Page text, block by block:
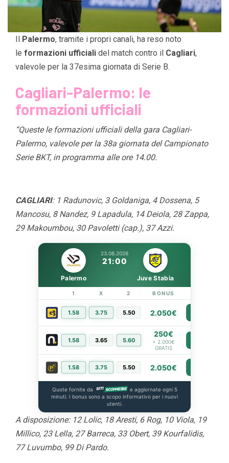
Il Palermo, tramite i propri canali, ha reso noto
le formazioni ufficiali del match contro il Cagliari,
valevole per la 37esima giornata di Serie B.
Cagliari-Palermo: le
formazioni ufficiali
“Queste le formazioni ufficiali della gara Cagliari-
Palermo, valevole per la 38a giornata del Campionato
Serie BKT, in programma alle ore 14.00.
CAGLIARI: 1 Radunovic, 3 Goldaniga, 4 Dossena, 5
Mancosu, 8 Nandez, 9 Lapadula, 14 Deiola, 28 Zappa,
29 Makoumbou, 30 Pavoletti (cap.), 37 Azzi.
23.08.2026
21:00
Palermo Juve Stabia
1 X 2 BONUS
1.58 3.75 5.50 2.050€
1.58 3.65 5.60
250€
+ 2.000€
GRATIS
1.58 3.75 5.50 2.050€
Quote fornite da
e aggiornate ogni 5
minuti. I bonus sono a scopo informativo per i nuovi
utenti.
A disposizione: 12 Lolic, 18 Aresti, 6 Rog, 10 Viola, 19
Millico, 23 Lella, 27 Barreca, 33 Obert, 39 Kourfalidis,
77 Luvumbo, 99 Di Pardo.